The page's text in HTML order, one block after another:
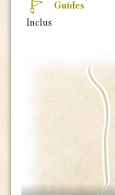
Guides
Inclus